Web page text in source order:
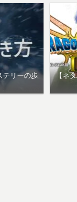
テリーの歩
【ネ